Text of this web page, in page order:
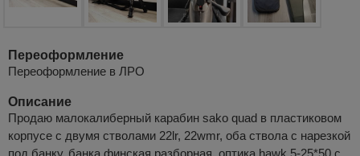
Переоформление
Переоформление в ЛРО
Описание
Продаю малокалиберный карабин sako quad в пластиковом
корпусе с двумя стволами 22lr, 22wmr, оба ствола с нарезкой
под банку, банка финская разборная, оптика hawk 5-25*50 с